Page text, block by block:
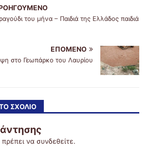
του μήνα – Παιδιά της Ελλάδος παιδιά
ΕΠΌΜΕΝΟ
στο Γεωπάρκο του Λαυρίου
ΣΧΌΛΙΟ
πρέπει να συνδεθείτε.